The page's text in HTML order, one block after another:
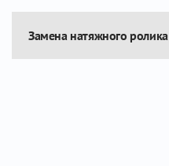
Замена натяжного ролика